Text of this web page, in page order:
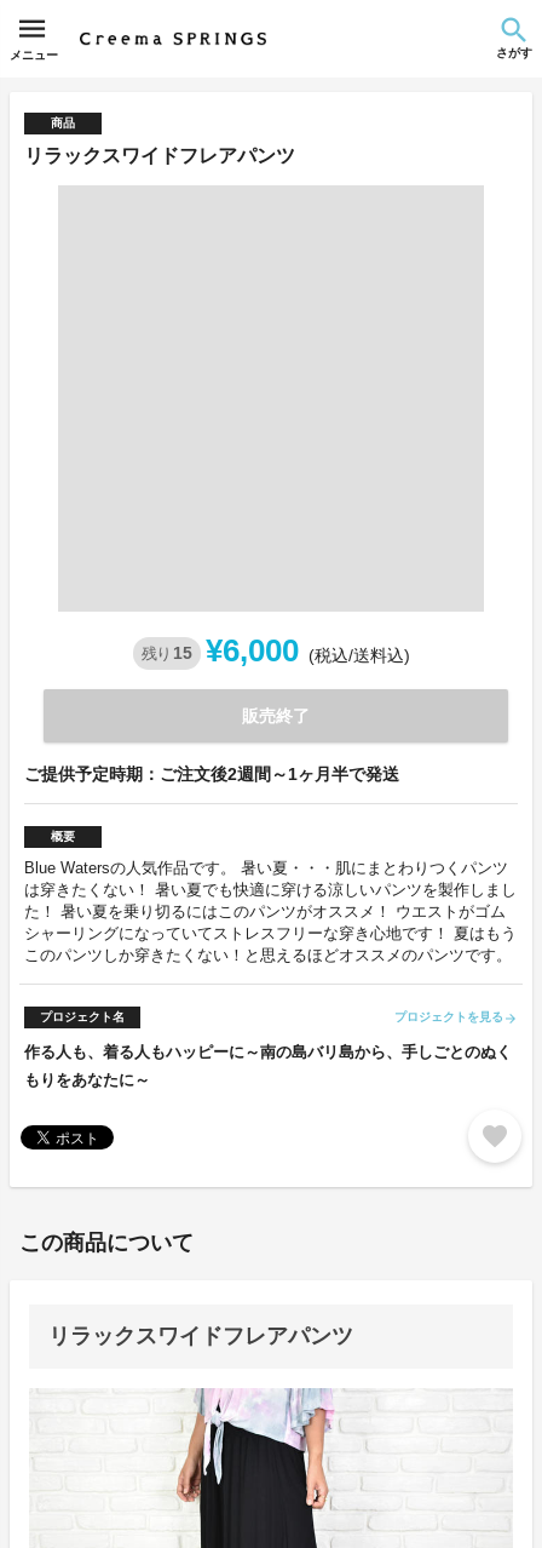
メニュー さがす
商品
リラックスワイドフレアパンツ
残り 15 ¥6,000 (税込/送料込)
販売終了
ご提供予定時期：ご注文後2週間～1ヶ月半で発送
概要
Blue Watersの人気作品です。 暑い夏・・・肌にまとわりつくパンツ
は穿きたくない！ 暑い夏でも快適に穿ける涼しいパンツを製作しまし
た！ 暑い夏を乗り切るにはこのパンツがオススメ！ ウエストがゴム
シャーリングになっていてストレスフリーな穿き心地です！ 夏はもう
このパンツしか穿きたくない！と思えるほどオススメのパンツです。
プロジェクト名 プロジェクトを見る arrow_forward
作る人も、着る人もハッピーに～南の島バリ島から、手しごとのぬく
もりをあなたに～
favorite
この商品について
リラックスワイドフレアパンツ